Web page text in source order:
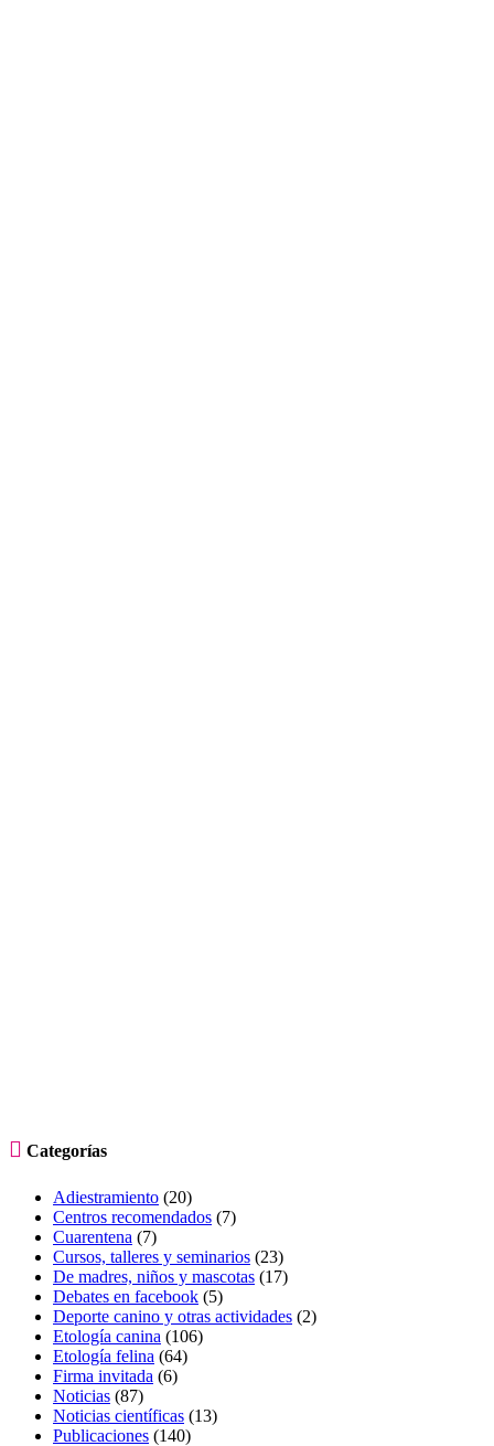
 Categorías
Adiestramiento (20)
Centros recomendados (7)
Cuarentena (7)
Cursos, talleres y seminarios (23)
De madres, niños y mascotas (17)
Debates en facebook (5)
Deporte canino y otras actividades (2)
Etología canina (106)
Etología felina (64)
Firma invitada (6)
Noticias (87)
Noticias científicas (13)
Publicaciones (140)